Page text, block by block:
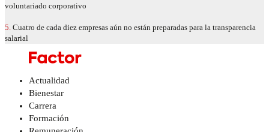
voluntariado corporativo
5. Cuatro de cada diez empresas aún no están preparadas para la transparencia
salarial
Actualidad
Bienestar
Carrera
Formación